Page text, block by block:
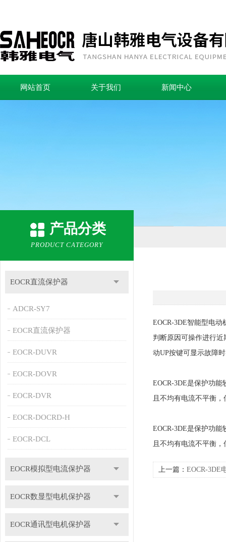
网站首页 关于我们 新闻中心
产品分类
PRODUCT CATEGORY
EOCR直流保护器
ADCR-SY7
EOCR直流保护器
EOCR-DUVR
EOCR-DOVR
EOCR-DVR
EOCR-DOCRD-H
EOCR-DCL
EOCR模拟型电流保护器
EOCR数显型电机保护器
EOCR通讯型电机保护器
EOCR-3DE智能型电
判断原因可操作进行
动UP按键可显示故障
EOCR-3DE是保护功
且不均有电流不平衡
EOCR-3DE是保护功
且不均有电流不平衡
上一篇： EOCR-3DE